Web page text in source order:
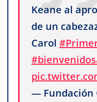
Keane al
de un
Carol
— Fundación